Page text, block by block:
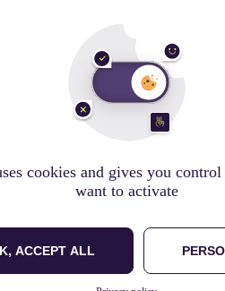
cookies and gives you
want to activate
ACCEPT ALL
s’élève à 70%
quotidien. Même les
s’élève à 95%